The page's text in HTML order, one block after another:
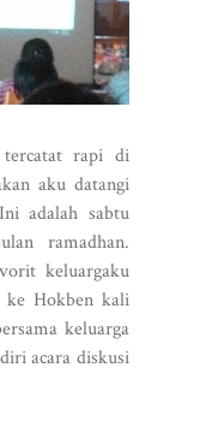
tercatat rapi di
aku datangi
adalah sabtu
ramadhan.
keluargaku
ke Hokben kali
keluarga
acara diskusi